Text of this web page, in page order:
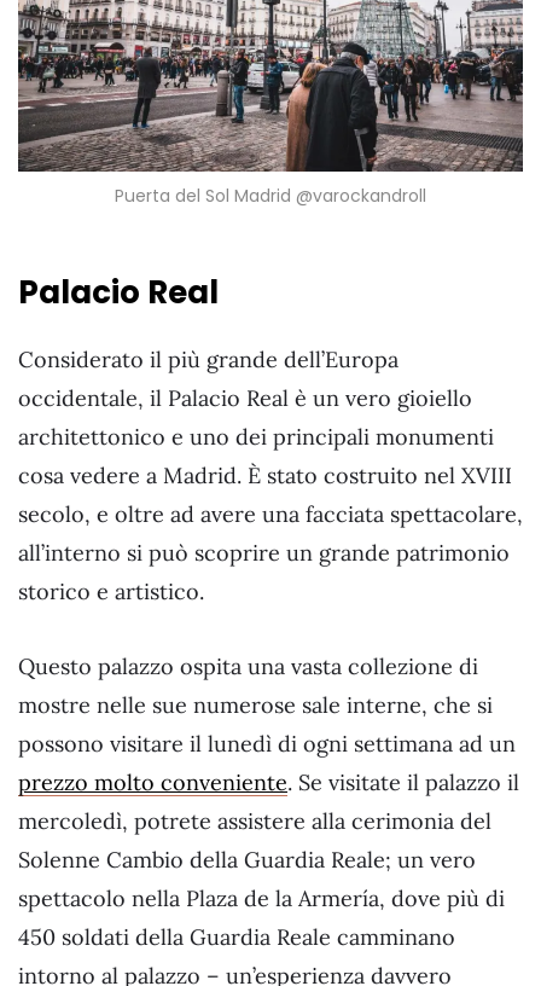
Puerta del Sol Madrid @varockandroll
Palacio Real
Considerato il più grande dell’Europa
occidentale, il Palacio Real è un vero gioiello
architettonico e uno dei principali monumenti
cosa vedere a Madrid. È stato costruito nel XVIII
secolo, e oltre ad avere una facciata spettacolare,
all’interno si può scoprire un grande patrimonio
storico e artistico.
Questo palazzo ospita una vasta collezione di
mostre nelle sue numerose sale interne, che si
possono visitare il lunedì di ogni settimana ad un
prezzo molto conveniente. Se visitate il palazzo il
mercoledì, potrete assistere alla cerimonia del
Solenne Cambio della Guardia Reale; un vero
spettacolo nella Plaza de la Armería, dove più di
450 soldati della Guardia Reale camminano
intorno al palazzo – un’esperienza davvero